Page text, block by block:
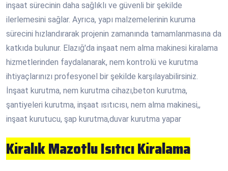
inşaat sürecinin daha sağlıklı ve güvenli bir şekilde
ilerlemesini sağlar. Ayrıca, yapı malzemelerinin kuruma
sürecini hızlandırarak projenin zamanında tamamlanmasına da
katkıda bulunur. Elazığ'da inşaat nem alma makinesi kiralama
hizmetlerinden faydalanarak, nem kontrolü ve kurutma
ihtiyaçlarınızı profesyonel bir şekilde karşılayabilirsiniz.
İnşaat kurutma, nem kurutma cihazı,beton kurutma,
şantiyeleri kurutma, inşaat ısıtıcısı, nem alma makinesi,,
inşaat kurutucu, şap kurutma,duvar kurutma yapar
Kiralık Mazotlu Isıtıcı Kiralama